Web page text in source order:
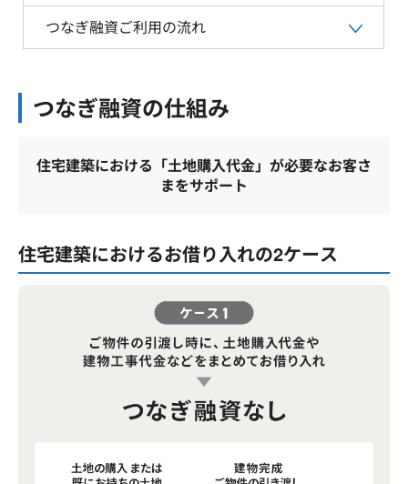
つなぎ融資ご利用の流れ
つなぎ融資の仕組み
住宅建築における「土地購入代金」が必要なお客さ
まをサポート
住宅建築におけるお借り入れの2ケース